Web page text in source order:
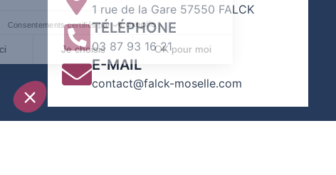
1 rue de la Gare 57550 FALCK
TÉLÉPHONE
03 87 93 16 21
E-MAIL
contact@falck-moselle.com